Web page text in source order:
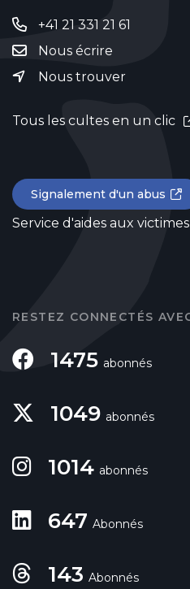
+41 21 331 21 61
Nous écrire
Nous trouver
Tous les cultes en un clic
Signalement d'un abus
Service d'aides aux victimes
RESTEZ CONNECTÉS
1475 abonnés
1049 abonnés
1014 abonnés
647 Abonnés
143 Abonnés